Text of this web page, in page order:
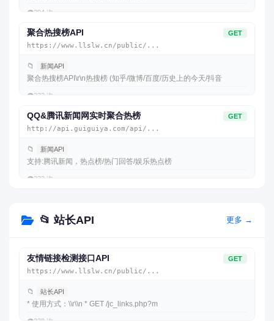
👁️294 次
聚合热搜榜API GET
https://www.llslw.cn/public/...
📁 新闻API
聚合热搜榜API\r\n热搜榜 (知乎/微博/百度/历史上的今天/抖音
👁️232 次
QQ&腾讯新闻网实时聚合热榜 GET
http://api.guiguiya.com/api/...
📁 新闻API
支持:腾讯新闻，热点榜/热门回答/娱乐热点榜
👁️222 次
📂 站长API 更多 →
友情链接检测接口API GET
https://www.llslw.cn/public/...
📁 站长API
* 使用方式：\\r\\n * GET /jc_links.php?m